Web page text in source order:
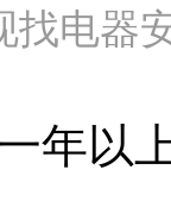
找电
年以